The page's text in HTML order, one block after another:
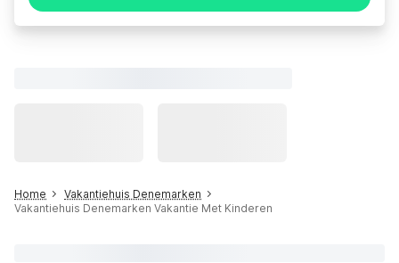
Home
Vakantiehuis Denemarken
Vakantiehuis Denemarken Vakantie Met Kinderen